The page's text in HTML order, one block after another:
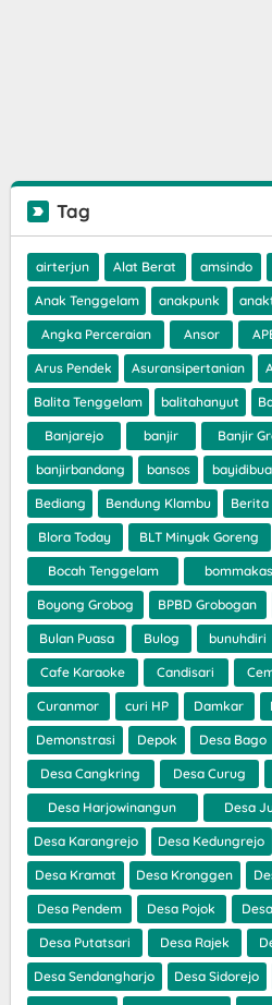
Tag
airterjun Alat Berat amsindo
Anak Tenggelam anakpunk
Angka Perceraian Ansor
Arus Pendek Asuransipertanian
Balita Tenggelam balitahanyut
Banjarejo banjir Banjir
banjirbandang bansos
Bediang Bendung Klambu Berita
Blora Today BLT Minyak Goreng
Bocah Tenggelam
Boyong Grobog BPBD Grobogan
Bulan Puasa Bulog bunuhdiri
Cafe Karaoke Candisari
Curanmor curi HP Damkar
Demonstrasi Depok Desa Bago
Desa Cangkring Desa Curug
Desa Harjowinangun Desa
Desa Karangrejo Desa Kedungrejo
Desa Kramat Desa Kronggen
Desa Pendem Desa Pojok
Desa Putatsari Desa Rajek
Desa Sendangharjo Desa Sidorejo